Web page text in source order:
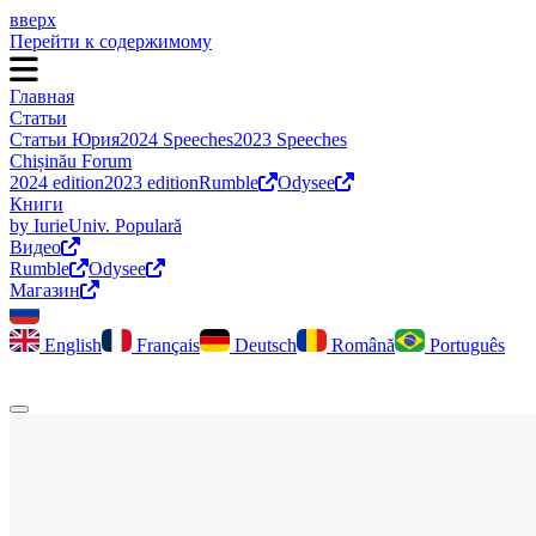
вверх
Перейти к содержимому
Главная
Статьи
Статьи Юрия2024 Speeches2023 Speeches
Chișinău Forum
2024 edition2023 editionRumble
Odysee
Книги
by IurieUniv. Populară
Видео
Rumble
Odysee
Магазин
English Français Deutsch Română
Português
Переключить темный режим